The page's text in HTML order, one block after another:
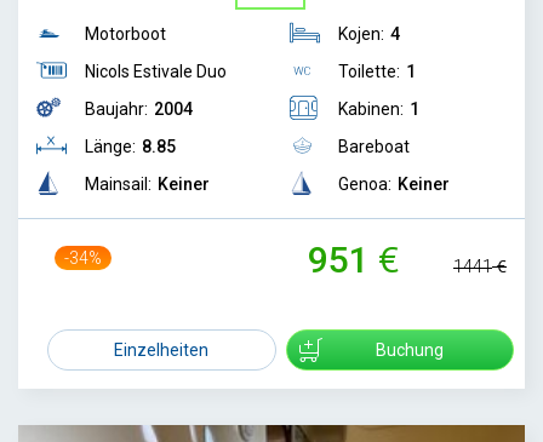
Motorboot
Nicols Estivale Duo
Baujahr: 2004
Länge: 8.85
Mainsail: Keiner
Kojen: 4
Toilette: 1
Kabinen: 1
Bareboat
Genoa: Keiner
-34% 951 1441
Einzelheiten Buchung